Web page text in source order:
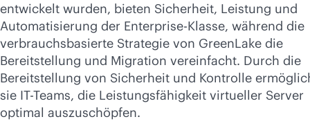
entwickelt wurden, bieten Sicherheit, Leistung und
Automatisierung der Enterprise-Klasse, während die
verbrauchsbasierte Strategie von GreenLake die
Bereitstellung und Migration vereinfacht. Durch die
Bereitstellung von Sicherheit und Kontrolle
sie IT-Teams, die Leistungsfähigkeit virtueller Server
optimal auszuschöpfen.